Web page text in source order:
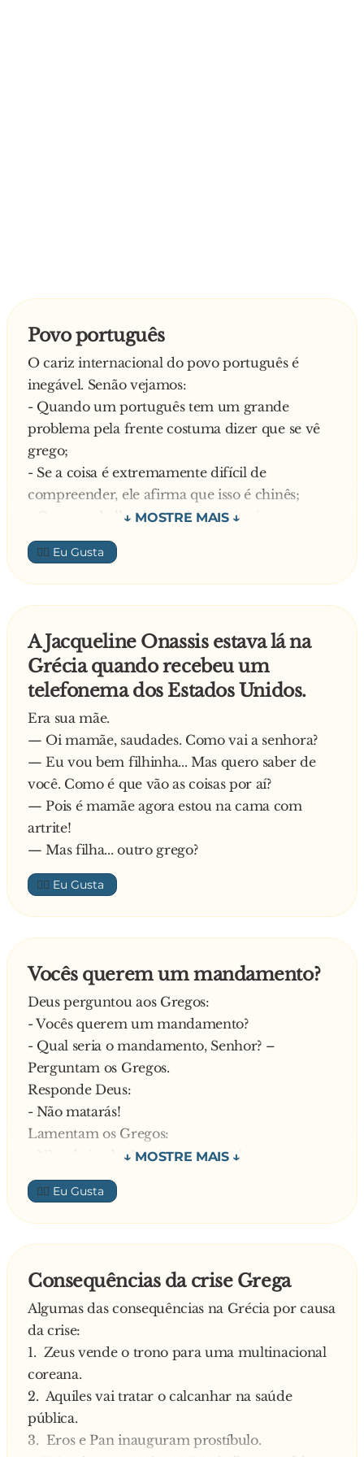
Povo português
O cariz internacional do povo português é
inegável. Senão vejamos:
- Quando um português tem um grande
problema pela frente costuma dizer que se vê
grego;
- Se a coisa é extremamente difícil de
compreender, ele afirma que isso é chinês;
- Quem trabalha de manhã à noite é um mouro
de trabalho;
- Uma invenção moderna e maios ou menos
inútil é uma americanice.
- Quem se gaba em excesso é amigo de
- Quem vive com luxo e ostentação vive à
grande e à francesa;
- Se faz algo para causar boa impressão aos
outros é só para inglês ver
👍🏼
A Jacqueline Onassis estava lá na
Grécia quando recebeu um
telefonema dos Estados Unidos.
Era sua mãe.
— Oi mamãe, saudades. Como vai a senhora?
— Eu vou bem filhinha... Mas quero saber de
você. Como é que vão as coisas por aí?
— Pois é mamãe agora estou na cama com
artrite!
— Mas filha... outro grego?
👍🏼
Vocês querem um mandamento?
Deus perguntou aos Gregos:
- Vocês querem um mandamento?
- Qual seria o mandamento, Senhor? –
Perguntam os Gregos.
Responde Deus:
- Não matarás!
Lamentam os Gregos:
- Não obrigado. Isso interromperia as nossas
conquistas.
Então, Deus perguntou aos Egípcios:
- Vocês querem um mandamento?
- Qual seria o mandamento, Senhor? –
Informa Deus:
- Não cometerás adultério!
Respondem os Egípcios:
- Não obrigado . Isso arruinaria os nossos fins-
de-semana.
Chateado, mas não derrotado, Deus perguntou
aos Assírios:
- Vocês querem um mandamento?
👍🏼
Consequências da crise Grega
Algumas das consequências na Grécia por causa
da crise:
1. Zeus vende o trono para uma multinacional
coreana.
2. Aquiles vai tratar o calcanhar na saúde
pública.
3. Eros e Pan inauguram prostíbulo.